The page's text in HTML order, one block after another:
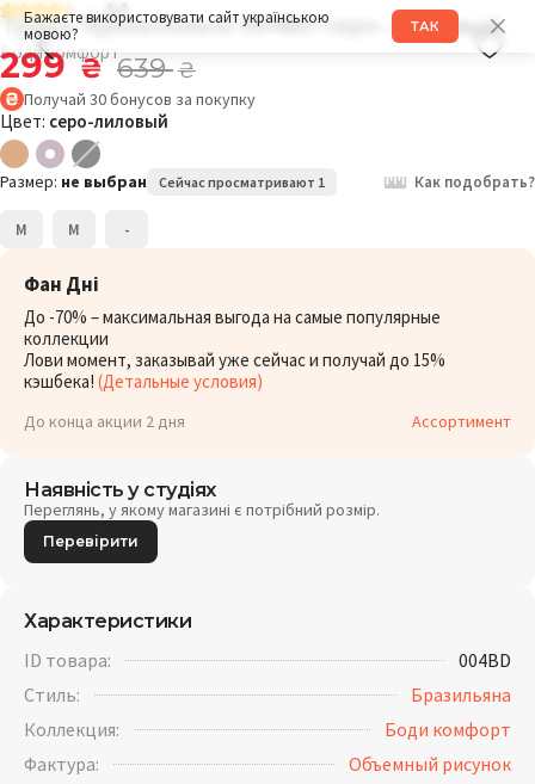
Бажаєте використовувати сайт українською
мовою?
ТАК
4.4
Трусы бразилиана 004BD серо-лиловый
Боди комфорт
299₴ 639₴
Получай 30бонусов за покупку
Цвет: серо-лиловый
Размер: не выбран Сейчас просматривают 1 Как подобрать?
M M -
Фан Дні
До -70% – максимальная выгода на самые популярные
коллекции
Лови момент, заказывай уже сейчас и получай до 15%
кэшбека! (Детальные условия)
До конца акции 2 дня Ассортимент
Наявність у студіях
Переглянь, у якому магазині є потрібний розмір.
Перевірити
Характеристики
ID товара:
004BD
Стиль:
Бразильяна
Коллекция:
Боди комфорт
Фактура:
Объемный рисунок